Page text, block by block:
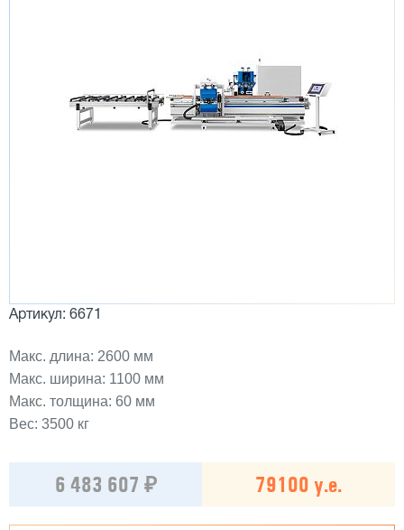
Артикул: 6671
Макс. длина: 2600 мм
Макс. ширина: 1100 мм
Макс. толщина: 60 мм
Вес: 3500 кг
6 483 607 ₽ 79100 у.е.